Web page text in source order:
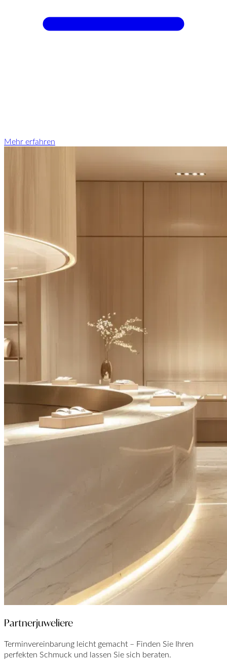
Mehr erfahren
Partnerjuweliere
Terminvereinbarung leicht gemacht – Finden Sie Ihren
perfekten Schmuck und lassen Sie sich beraten.